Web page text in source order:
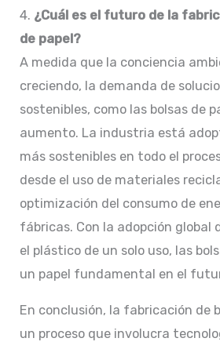
4. ¿Cuál es el futuro de la
de papel?
A medida que la conciencia
creciendo, la demanda de
sostenibles, como las bolsas de
aumento. La industria está
más sostenibles en todo el
desde el uso de materiales
optimización del consumo de
fábricas. Con la adopción global
el plástico de un solo uso, las
un papel fundamental en el
En conclusión, la fabricación de
un proceso que involucra